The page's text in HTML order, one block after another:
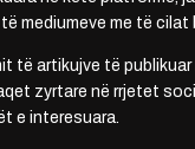
mediumeve me të cilat
të artikujve të publikuar
zyrtare në rrjetet
e interesuara.